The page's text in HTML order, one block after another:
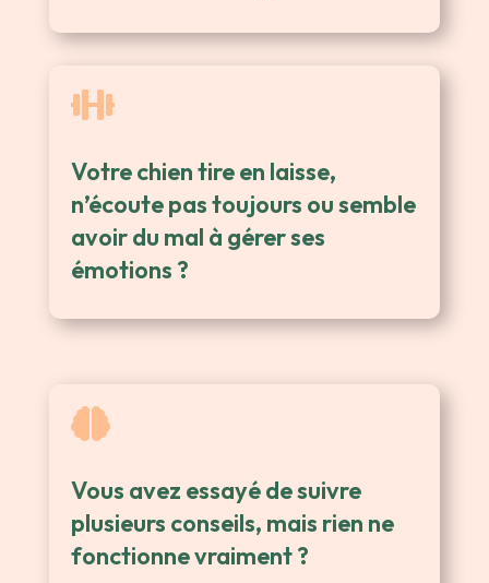

Votre chien tire en laisse,
n’écoute pas toujours ou semble
avoir du mal à gérer ses
émotions ?

Vous avez essayé de suivre
plusieurs conseils, mais rien ne
fonctionne vraiment ?